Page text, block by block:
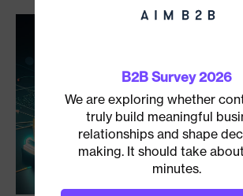
B2B Survey 2026
We are exploring whether
truly build meaningful
relationships and shape
making. It should take about
minutes.